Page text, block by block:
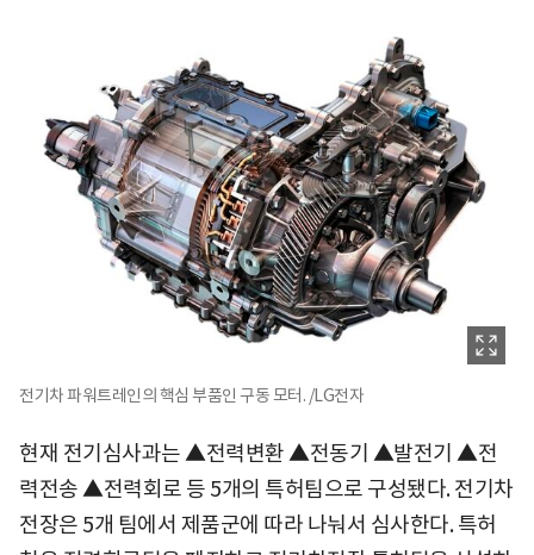
전기차 파워트레인의 핵심 부품인 구동 모터. /LG전자
현재 전기심사과는 ▲전력변환 ▲전동기 ▲발전기 ▲전
력전송 ▲전력회로 등 5개의 특허팀으로 구성됐다. 전기차
전장은 5개 팀에서 제품군에 따라 나눠서 심사한다. 특허